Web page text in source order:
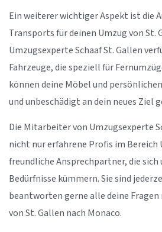
Ein weiterer wichtiger Aspekt ist die
Transports für deinen Umzug von St.
Umzugsexperte Schaaf St. Gallen
Fahrzeuge, die speziell für
können deine Möbel und
und unbeschädigt an dein neues Ziel
Die Mitarbeiter von Umzugsexperte
nicht nur erfahrene Profis im Bereich
freundliche Ansprechpartner, die sich
Bedürfnisse kümmern. Sie sind
beantworten gerne alle deine Fragen
von St. Gallen nach Monaco.